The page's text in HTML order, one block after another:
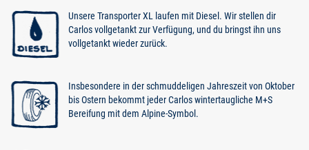
Unsere Transporter XL laufen mit Diesel. Wir stellen dir
Carlos vollgetankt zur Verfügung, und du bringst ihn uns
vollgetankt wieder zurück.
Insbesondere in der schmuddeligen Jahreszeit von Oktober
bis Ostern bekommt jeder Carlos wintertaugliche M+S
Bereifung mit dem Alpine-Symbol.